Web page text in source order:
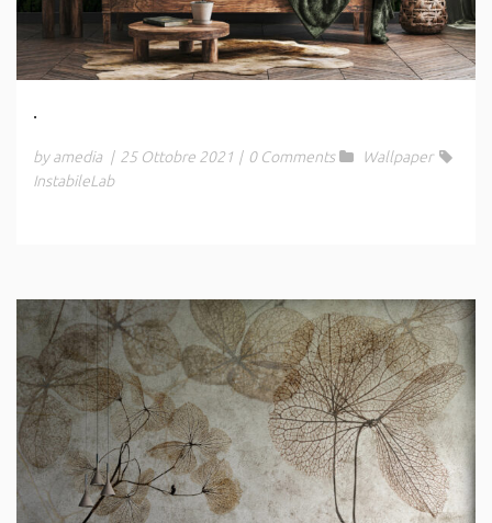
.
by amedia | 25 Ottobre 2021 | 0 Comments
Wallpaper
InstabileLab